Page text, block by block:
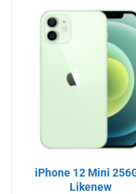
iPhone 12 Mini
Likenew